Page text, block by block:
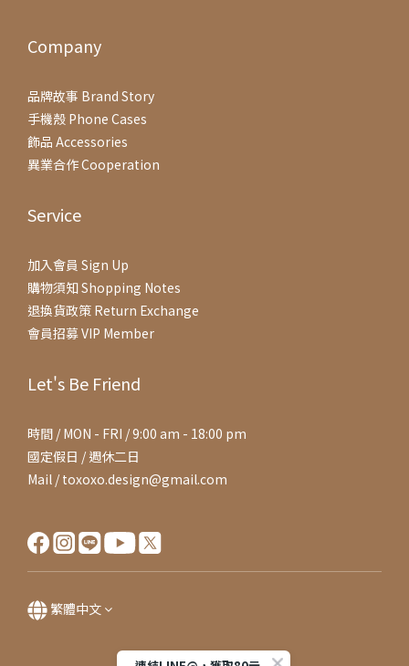
Company
品牌故事 Brand Story
手機殼 Phone Cases
飾品 Accessories
異業合作 Cooperation
Service
加入會員 Sign Up
購物須知 Shopping Notes
退換貨政策 Return Exchange
會員招募 VIP Member
Let's Be Friend
時間 / MON - FRI / 9:00 am - 18:00 pm
國定假日 / 週休二日
Mail / toxoxo.design@gmail.com
繁體中文